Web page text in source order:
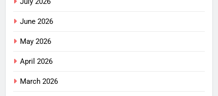
June 2026
May 2026
April 2026
March 2026